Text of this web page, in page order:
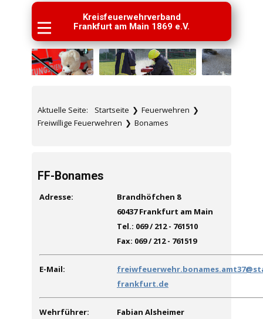
Kreisfeuerwehrverband
Frankfurt am Main 1869 e.V.
Aktuelle Seite: Startseite ❯ Feuerwehren ❯
Freiwillige Feuerwehren ❯ Bonames
FF-Bonames
Adresse:
Brandhöfchen 8
60437 Frankfurt am Main
Tel.: 069 / 212 - 761510
Fax: 069 / 212 - 761519
E-Mail:
frankfurt.de
Wehrführer: Fabian Alsheimer